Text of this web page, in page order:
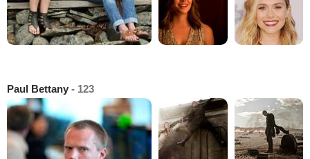
Paul Bettany - 123